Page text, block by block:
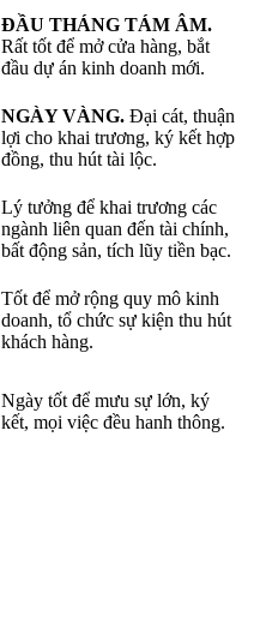
ĐẦU THÁNG TÁM ÂM.
Rất tốt để mở cửa hàng, bắt
đầu dự án kinh doanh mới.
NGÀY VÀNG. Đại cát, thuận
lợi cho khai trương, ký kết hợp
đồng, thu hút tài lộc.
Lý tưởng để khai trương các
ngành liên quan đến tài chính,
bất động sản, tích lũy tiền bạc.
Tốt để mở rộng quy mô kinh
doanh, tổ chức sự kiện thu hút
khách hàng.
Ngày tốt để mưu sự lớn, ký
kết, mọi việc đều hanh thông.